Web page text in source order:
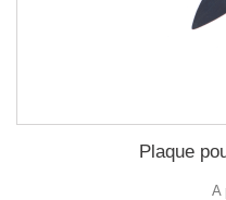
Plaque
A